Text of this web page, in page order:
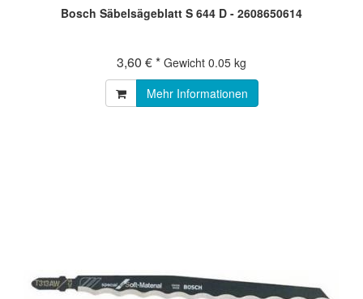
Bosch Säbelsägeblatt S 644 D - 2608650614
3,60 € * Gewicht 0.05 kg
Mehr Informationen